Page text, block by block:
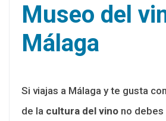
Museo del
Málaga
Si viajas a Málaga y te gusta
de la cultura del vino no